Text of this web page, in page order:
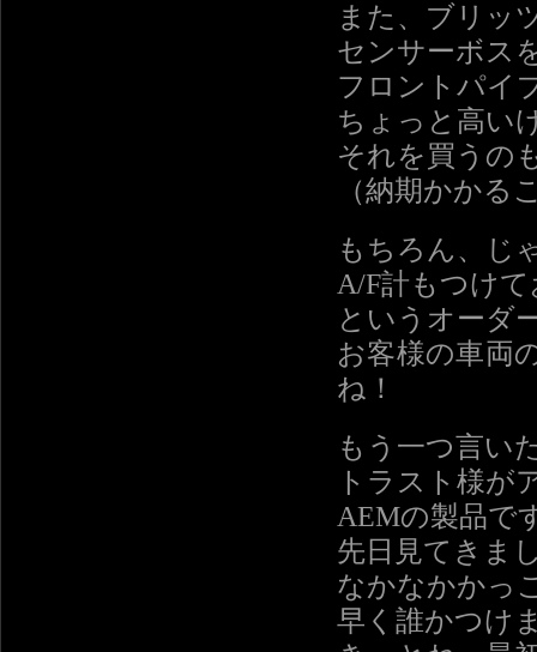
また、ブリッ
センサーボス
フロントパイ
ちょっと高い
それを買うの
（納期かか
もちろん、じ
A/F計もつけ
というオーダ
お客様の車両
ね！
もう一つ言い
トラスト様が
AEMの製品で
先日見てきま
なかなかかっ
早く誰かつけ